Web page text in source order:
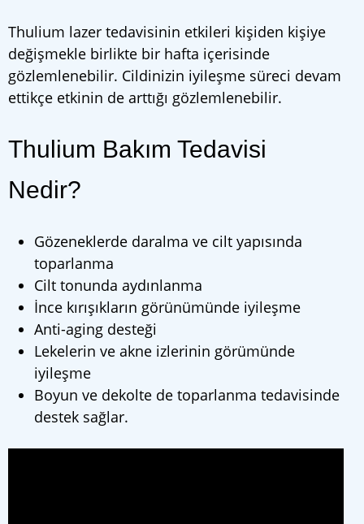
Thulium lazer tedavisinin etkileri kişiden kişiye
değişmekle birlikte bir hafta içerisinde
gözlemlenebilir. Cildinizin iyileşme süreci devam
ettikçe etkinin de arttığı gözlemlenebilir.
Thulium Bakım Tedavisi
Nedir?
Gözeneklerde daralma ve cilt yapısında
toparlanma
Cilt tonunda aydınlanma
İnce kırışıkların görünümünde iyileşme
Anti-aging desteği
Lekelerin ve akne izlerinin görümünde
iyileşme
Boyun ve dekolte de toparlanma tedavisinde
destek sağlar.